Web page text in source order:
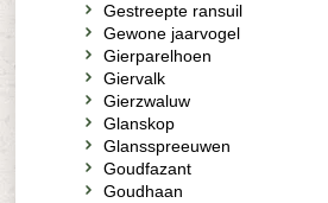
Gestreepte ransuil
Gewone jaarvogel
Gierparelhoen
Giervalk
Gierzwaluw
Glanskop
Glansspreeuwen
Goudfazant
Goudhaan